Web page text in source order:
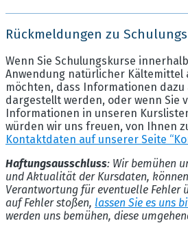
Rückmeldungen zu
Wenn Sie Schulungskurse
Anwendung natürlicher Kältemittel
möchten, dass Informationen dazu
dargestellt werden, oder wenn Sie
Informationen in unseren
würden wir uns freuen, von Ihnen
Kontaktdaten auf unserer Seite
Haftungsausschluss: Wir bemühen
und Aktualität der Kursdaten,
Verantwortung für eventuelle Fehler
auf Fehler stoßen, lassen Sie es uns
werden uns bemühen, diese